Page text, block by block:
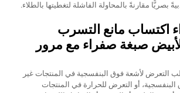
بصريًّا مقارنةً بالمحاولة الفاشلة لتغطيتها بالطلاء.
اكتساب مانع التسرب
صبغة صفراء مع مرور
التعرض لأشعة فوق البنفسجية في المنتجات غير
البنفسجية، أو التعرض للحرارة في المنتجات